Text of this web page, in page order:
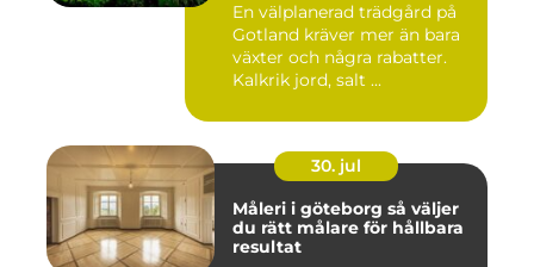
En välplanerad trädgård på
Gotland kräver mer än bara
växter och några rabatter.
Kalkrik jord, salt ...
30. jul
Måleri i göteborg så väljer
du rätt målare för hållbara
resultat